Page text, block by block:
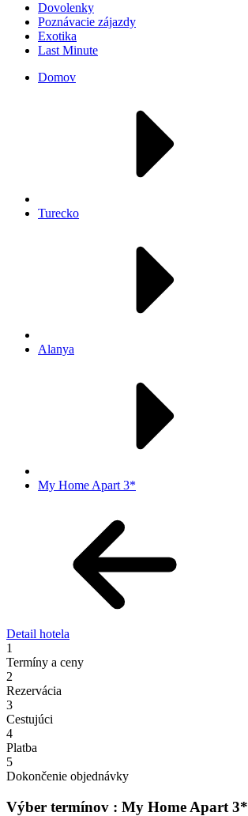
Dovolenky
Poznávacie zájazdy
Exotika
Last Minute
Domov
Turecko
Alanya
My Home Apart 3*
Detail hotela
1
Termíny a ceny
2
Rezervácia
3
Cestujúci
4
Platba
5
Dokončenie objednávky
Výber termínov : My Home Apart 3*